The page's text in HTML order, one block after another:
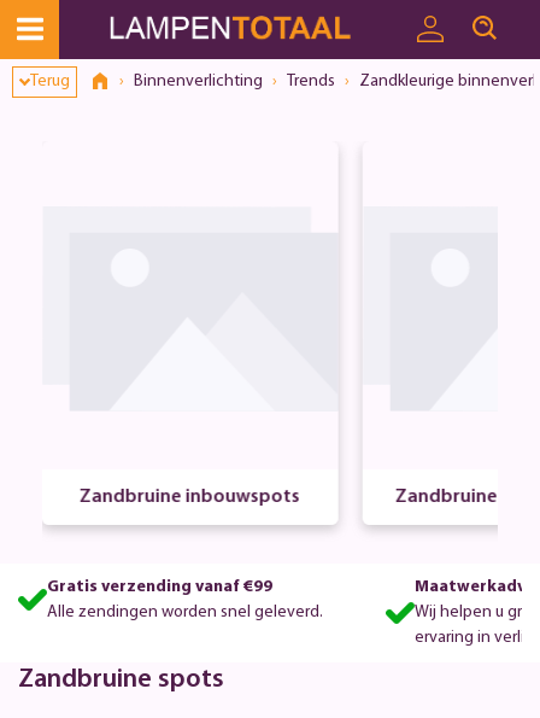
Terug Binnenverlichting Trends Zandkleurige
Zandbruine inbouwspots Zandbruine
Gratis verzending vanaf €99
Alle zendingen worden snel geleverd.
Wij helpen u
ervaring in
Zandbruine spots
Toestemmingsvenster geopend